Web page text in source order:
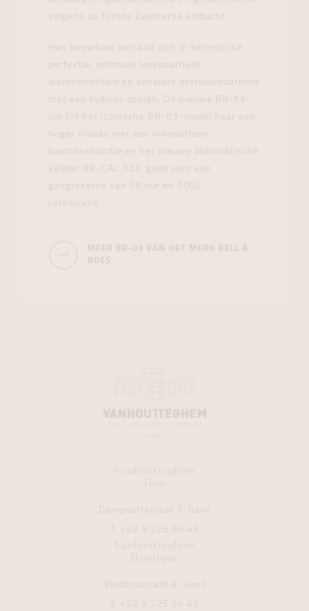
volgens de fijnste Zwitserse ambacht.
Hun knowhow vertaalt zich in technische
perfectie, optimale leesbaarheid,
waterdichtheid en absolute betrouwbaarheid
met een tijdloos design. De nieuwe BR-X3-
lijn tilt het iconische BR-03-model naar een
hoger niveau met een innovatieve
kastconstructie en het nieuwe automatische
kaliber BR-CAL.323, goed voor een
gangreserve van 70 uur en COSC-
certificatie.
MEER BR-03 VAN HET MERK BELL &
ROSS
Vanhoutteghem
Time
Dampoortstraat 1, Gent
T. +32 9 225 50 45
Vanhoutteghem
Boutique
Voldersstraat 6, Gent
T. +32 9 225 50 45